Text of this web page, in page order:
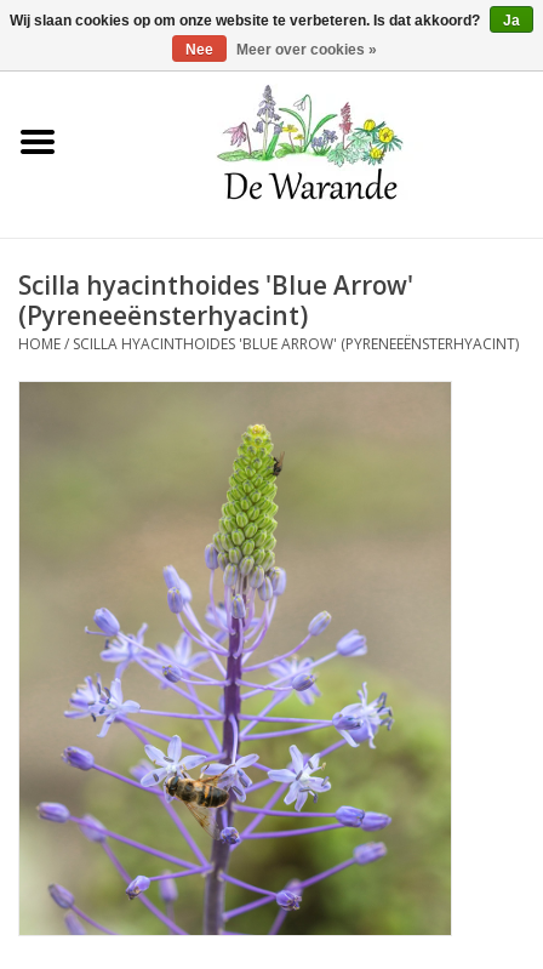
Winkelwagen >0 Artikelen - €0,00
Home
Voorjaarsbloeiers
Bodemverbetering
Overige producten
Advies
Onze tuinen!
Sterke Bollen Dagen
Scilla hyacinthoides 'Blue Arrow'
(Pyreneeënsterhyacint)
HOME/ SCILLA HYACINTHOIDES 'BLUE ARROW' (PYRENEEËNSTERHYACINT)
Wij slaan cookies op om onze website te verbeteren. Is dat akkoord?
Ja
Nee
Meer over cookies »